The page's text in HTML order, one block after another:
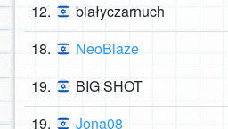
12. białyczarnuch
18. NeoBlaze
19. BIG SHOT
19. Jona08